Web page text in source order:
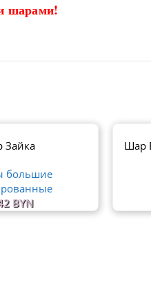
шарами!
Зайка
большие
BYN
Шар